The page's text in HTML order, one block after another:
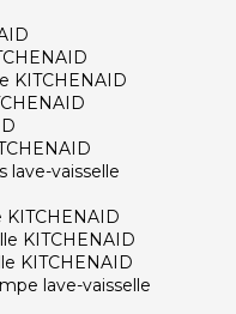
KITCHENAID
lave-vaisselle
KITCHENAID
KITCHENAID
KITCHENAID
lave-vaisselle